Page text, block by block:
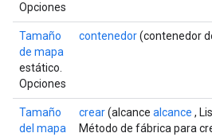
Opciones
Tamaño
de mapa
estático.
Opciones
contenedor(contenedor
Tamaño
del mapa
crear(alcance alcance ,
Método de fábrica para